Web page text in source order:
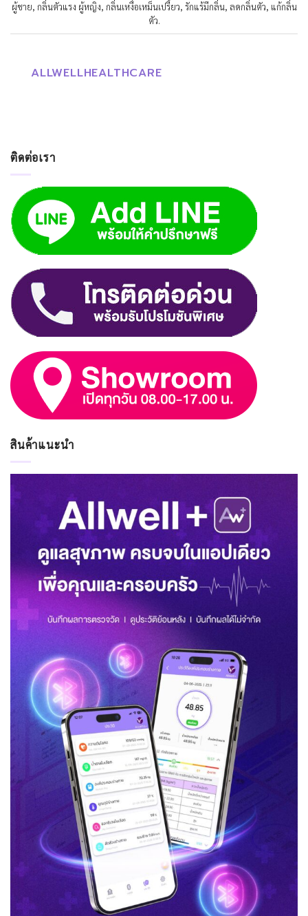
ผู้ชาย, กลิ่นตัวแรง ผู้หญิง, กลิ่นเหงื่อเหม็นเปรี้ยว, รักแร้มีกลิ่น, ลดกลิ่นตัว, แก้กลิ่น
ตัว.
ALLWELLHEALTHCARE
ติดต่อเรา
สินค้าแนะนำ